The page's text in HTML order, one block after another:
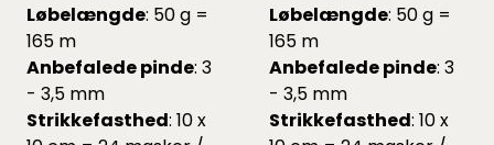
Løbelængde: 50 g =
165 m
Anbefalede pinde: 3
- 3,5 mm
Strikkefasthed: 10 x
Løbelængde: 50 g =
165 m
Anbefalede pinde: 3
- 3,5 mm
Strikkefasthed: 10 x